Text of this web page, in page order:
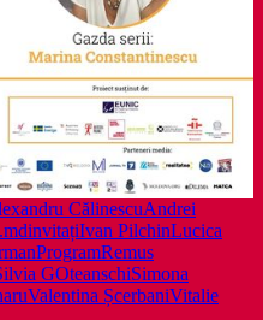
CălinescuAndrei
invitațiIvan PilchinLucica
ProgramRemus
GOteanschiSimona
Valentina ȘcerbaniVitalie